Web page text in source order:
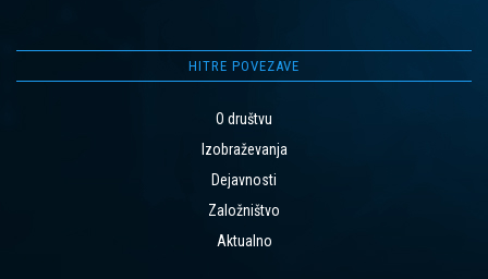
HITRE POVEZAVE
O društvu
Izobraževanja
Dejavnosti
Založništvo
Aktualno